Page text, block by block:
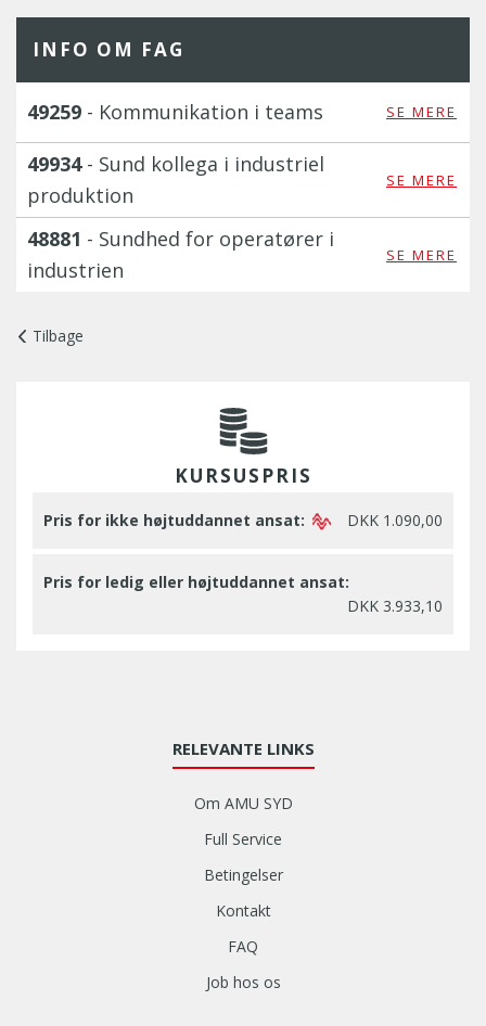
INFO OM FAG
49259 - Kommunikation i teams SE MERE
49934- Sund kollega i industriel
produktion
SE MERE
48881 - Sundhed for operatører i
industrien
SE MERE
Tilbage
KURSUSPRIS
Pris for ikke højtuddannet ansat: DKK 1.090,00
Pris for ledig eller højtuddannet ansat:
DKK 3.933,10
RELEVANTE LINKS
Om AMU SYD
Full Service
Betingelser
Kontakt
FAQ
Job hos os